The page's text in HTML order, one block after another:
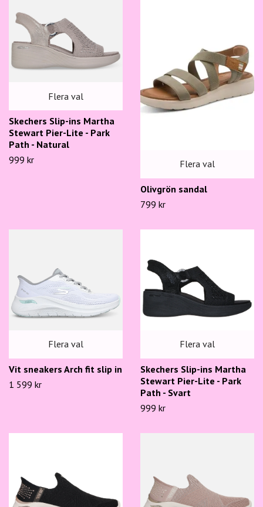
Flera val
Skechers Slip-ins Martha
Stewart Pier-Lite - Park
Path - Natural
999 kr
Flera val
Olivgrön sandal
799 kr
Flera val
Vit sneakers Arch fit slip in
1 599 kr
Flera val
Skechers Slip-ins Martha
Stewart Pier-Lite - Park
Path - Svart
999 kr